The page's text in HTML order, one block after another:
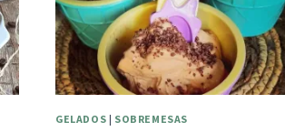
GELADOS | SOBREMESAS